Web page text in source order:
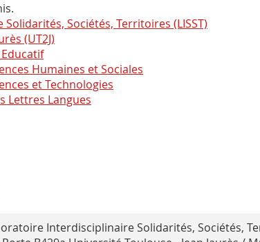
Sociétés, Territoires (LISST)
(UT2J)
Humaines et Sociales
et Technologies
Lettres Langues
Interdisciplinaire Solidarités, Sociétés,